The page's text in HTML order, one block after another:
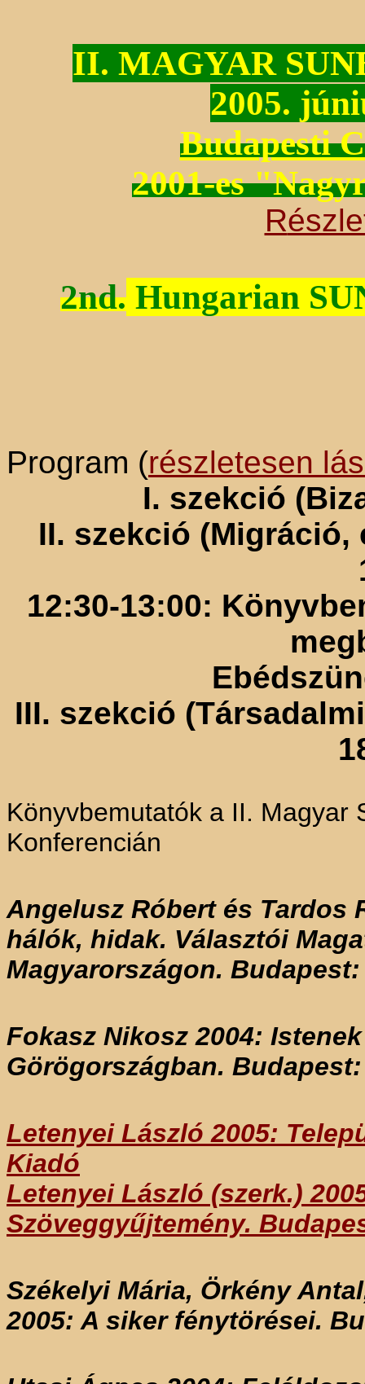
II. MAGYAR
2005.
Budapesti
2001-es
R
2nd. Hungarian
Program (részletesen
I. szekció
II. szekció (Migráció,
12:30-13:00:
III. szekció
Könyvbemutatók a II. Magyar
Konferencián
Angelusz Róbert és Tardos
hálók, hidak. Választói
Magyarországon. Budapest:
Fokasz Nikosz 2004:
Görögországban.
Letenyei László 2005:
Kiadó
Letenyei László (szerk.)
Szöveggyűjtemény.
Székelyi Mária, Örkény
2005: A siker fénytörései.